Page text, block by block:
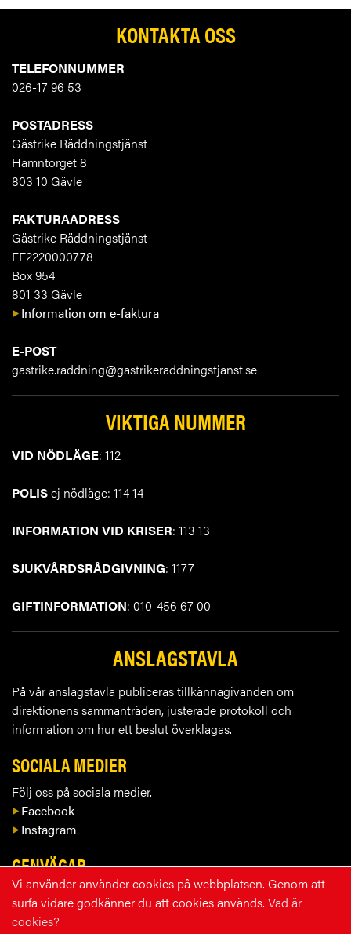
KONTAKTA OSS
TELEFONNUMMER
026-17 96 53
POSTADRESS
Gästrike Räddningstjänst
Hamntorget 8
803 10 Gävle
FAKTURAADRESS
Gästrike Räddningstjänst
FE2220000778
Box 954
801 33 Gävle
Information om e-faktura
E-POST
gastrike.raddning@gastrikeraddningstjanst.se
VIKTIGA NUMMER
VID NÖDLÄGE: 112
POLISej nödläge: 114 14
INFORMATION VID KRISER: 113 13
SJUKVÅRDSRÅDGIVNING: 1177
GIFTINFORMATION: 010-456 67 00
ANSLAGSTAVLA
På vår anslagstavla publiceras tillkännagivanden om
direktionens sammanträden, justerade protokoll och
information om hur ett beslut överklagas.
SOCIALA MEDIER
Följ oss på sociala medier.
Facebook
Instagram
GENVÄGAR
Kontakta oss
Lediga tjänster
Blanketter
Vi använder använder cookies på webbplatsen. Genom att
surfa vidare godkänner du att cookies används. Vad är
cookies?